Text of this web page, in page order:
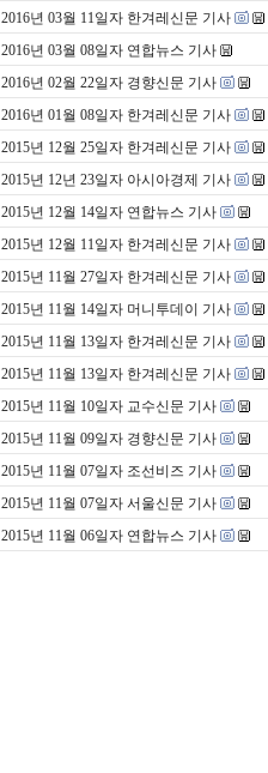
2016년 03월 11일자 한겨레신문 기사
2016년 03월 08일자 연합뉴스 기사
2016년 02월 22일자 경향신문 기사
2016년 01월 08일자 한겨레신문 기사
2015년 12월 25일자 한겨레신문 기사
2015년 12년 23일자 아시아경제 기사
2015년 12월 14일자 연합뉴스 기사
2015년 12월 11일자 한겨레신문 기사
2015년 11월 27일자 한겨레신문 기사
2015년 11월 14일자 머니투데이 기사
2015년 11월 13일자 한겨레신문 기사
2015년 11월 13일자 한겨레신문 기사
2015년 11월 10일자 교수신문 기사
2015년 11월 09일자 경향신문 기사
2015년 11월 07일자 조선비즈 기사
2015년 11월 07일자 서울신문 기사
2015년 11월 06일자 연합뉴스 기사